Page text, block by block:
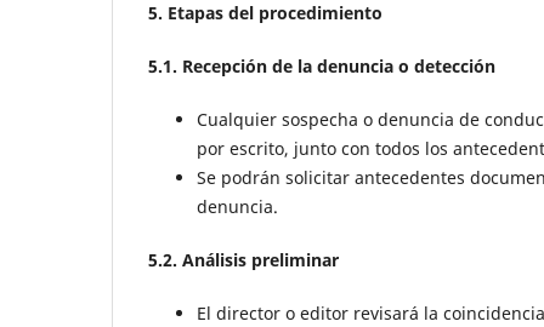
5. Etapas del procedimiento
5.1. Recepción de la denuncia o detección
Cualquier sospecha o denuncia de
por escrito, junto con todos los
Se podrán solicitar antecedentes
denuncia.
5.2. Análisis preliminar
El director o editor revisará la